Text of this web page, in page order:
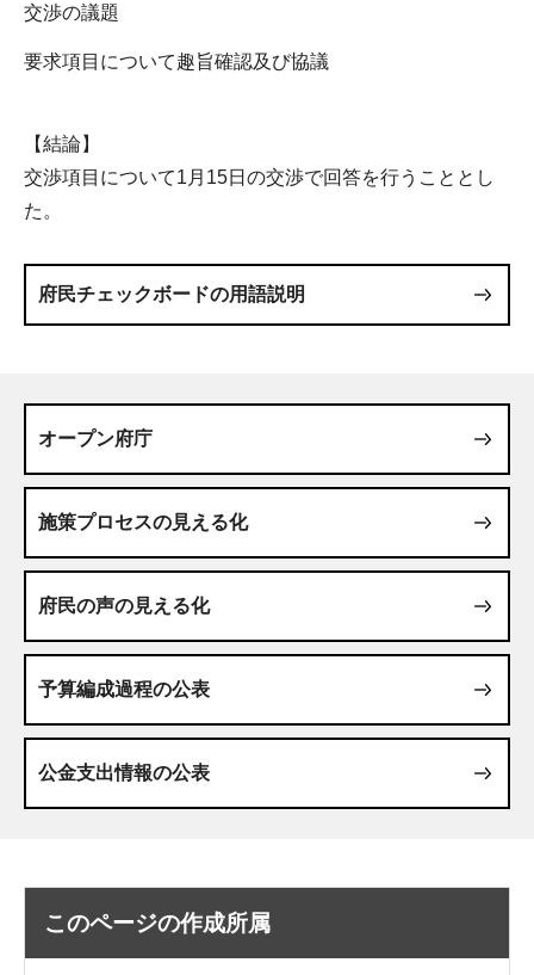
交渉の議題
要求項目について趣旨確認及び協議
【結論】
交渉項目について1月15日の交渉で回答を行うこととし
た。
府民チェックボードの用語説明
オープン府庁
施策プロセスの見える化
府民の声の見える化
予算編成過程の公表
公金支出情報の公表
このページの作成所属